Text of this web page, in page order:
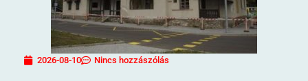
2026-08-10 Nincs hozzászólás